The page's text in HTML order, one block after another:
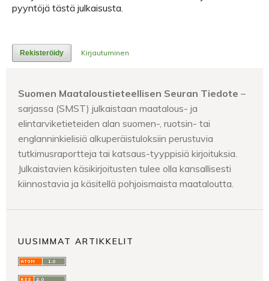
pyyntöjä tästä julkaisusta.
Rekisteröidy Kirjautuminen
Suomen Maataloustieteellisen Seuran Tiedote –
sarjassa (SMST) julkaistaan maatalous- ja
elintarviketieteiden alan suomen-, ruotsin- tai
englanninkielisiä alkuperäistuloksiin perustuvia
tutkimusraportteja tai katsaus-tyyppisiä kirjoituksia.
Julkaistavien käsikirjoitusten tulee olla kansallisesti
kiinnostavia ja käsitellä pohjoismaista maataloutta.
UUSIMMAT ARTIKKELIT